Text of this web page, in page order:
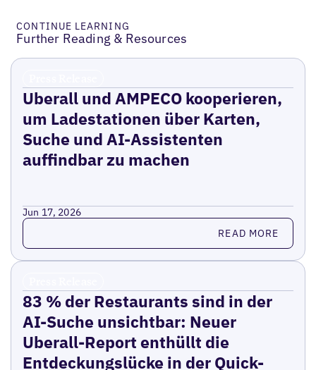
CONTINUE LEARNING
Further Reading & Resources
Uberall und AMPECO kooperieren,
um Ladestationen über Karten,
Suche und AI-Assistenten
auffindbar zu machen
Jun 17, 2026
Read more READ MORE
83 % der Restaurants sind in der
AI-Suche unsichtbar: Neuer
Uberall-Report enthüllt die
Entdeckungslücke in der Quick-